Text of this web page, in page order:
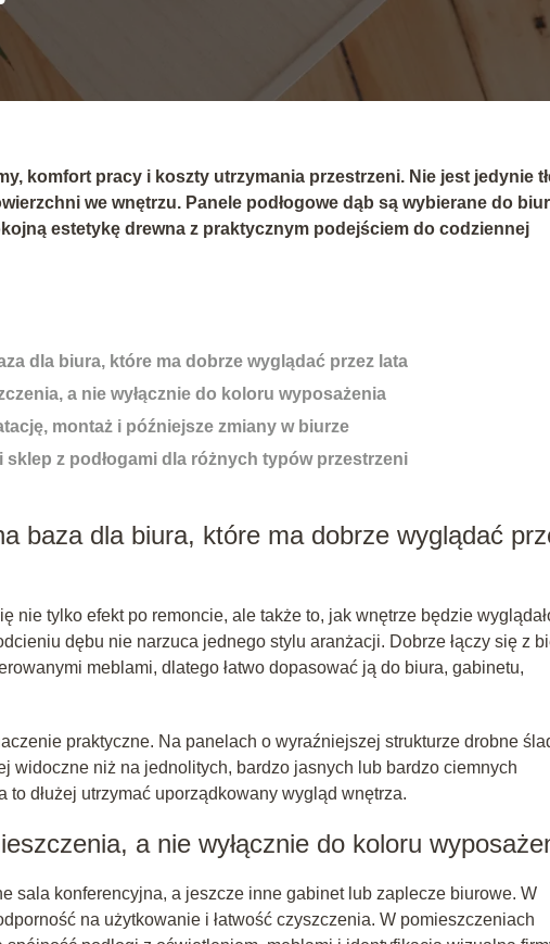
komfort pracy i koszty utrzymania przestrzeni. Nie jest jedynie
we wnętrzu. Panele podłogowe dąb są wybierane do
estetykę drewna z praktycznym podejściem do codziennej
dla biura, które ma dobrze wyglądać przez lata
a nie wyłącznie do koloru wyposażenia
montaż i późniejsze zmiany w biurze
z podłogami dla różnych typów przestrzeni
baza dla biura, które ma dobrze wyglądać
nie tylko efekt po remoncie, ale także to, jak wnętrze będzie
dębu nie narzuca jednego stylu aranżacji. Dobrze łączy się z
meblami, dlatego łatwo dopasować ją do biura, gabinetu,
praktyczne. Na panelach o wyraźniejszej strukturze drobne
widoczne niż na jednolitych, bardzo jasnych lub bardzo ciemnych
dłużej utrzymać uporządkowany wygląd wnętrza.
a nie wyłącznie do koloru
sala konferencyjna, a jeszcze inne gabinet lub zaplecze biurowe. W
na użytkowanie i łatwość czyszczenia. W pomieszczeniach